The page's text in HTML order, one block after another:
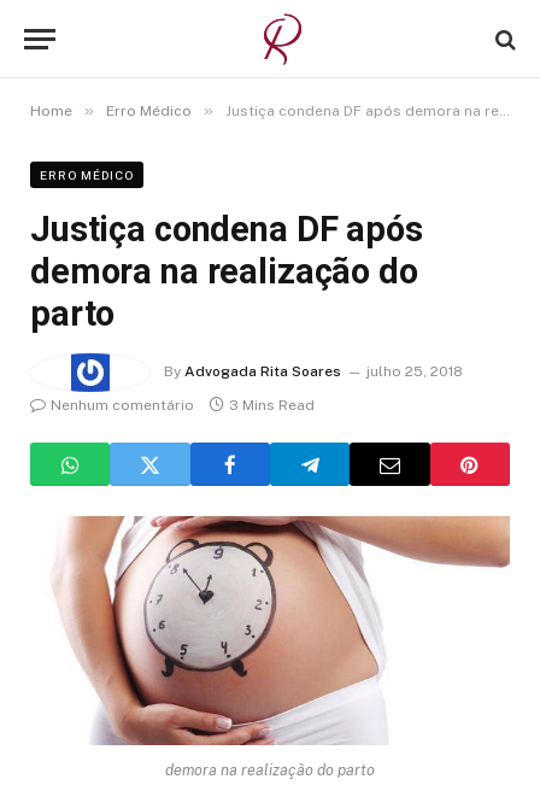
Home » Erro Médico » Justiça condena DF após demora na realização do parto
ERRO MÉDICO
Justiça condena DF após
demora na realização do
parto
By Advogada Rita Soares
julho 25, 2018
Nenhum comentário
3 Mins Read
demora na realização do parto